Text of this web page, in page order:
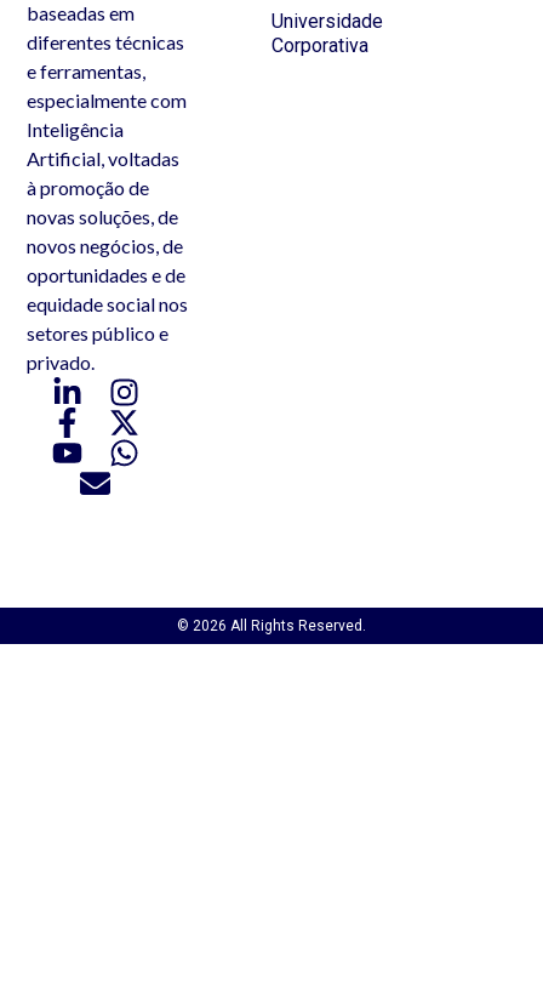
baseadas em
diferentes técnicas
e ferramentas,
especialmente com
Inteligência
Artificial, voltadas
à promoção de
novas soluções, de
novos negócios, de
oportunidades e de
equidade social nos
setores público e
privado.
Universidade
Corporativa
© 2026 All Rights Reserved.